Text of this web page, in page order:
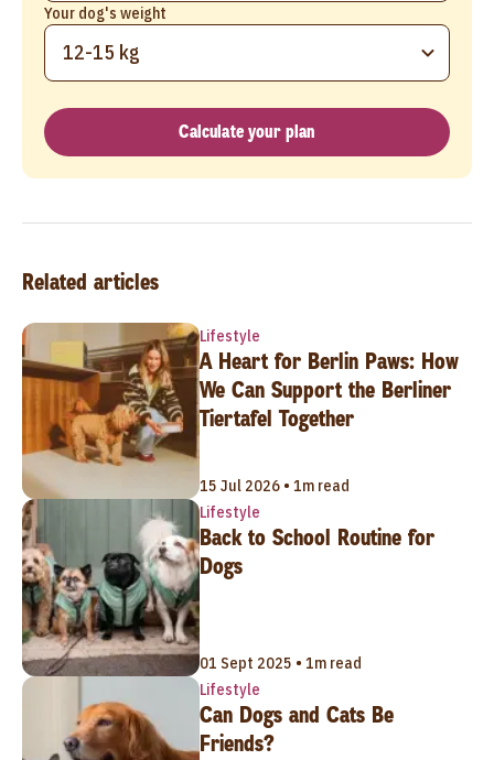
Your dog's weight
12-15 kg
Calculate your plan
Related articles
Lifestyle
A Heart for Berlin Paws: How
We Can Support the Berliner
Tiertafel Together
15 Jul 2026 • 1m read
Lifestyle
Back to School Routine for
Dogs
01 Sept 2025 • 1m read
Lifestyle
Can Dogs and Cats Be
Friends?